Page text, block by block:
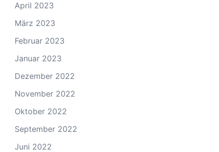
April 2023
März 2023
Februar 2023
Januar 2023
Dezember 2022
November 2022
Oktober 2022
September 2022
Juni 2022